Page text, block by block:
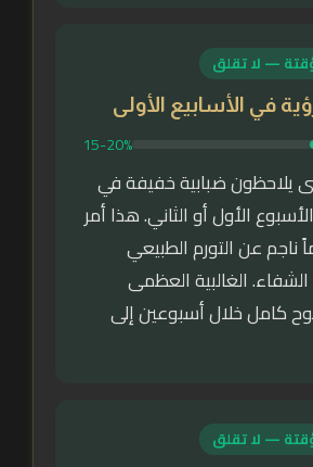
— لا تقلق
في الأسابيع الأولى
15-20%
يلاحظون ضبابية خفيفة في
الأول أو الثاني. هذا أمر
ناجم عن التورم الطبيعي
الشفاء. الغالبية العظمى
كامل خلال أسبوعين إلى
— لا تقلق